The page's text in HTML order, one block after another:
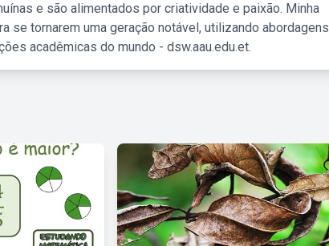
e são alimentados por criatividade e paixão. Minha
se tornarem uma geração notável, utilizando abordagens
acadêmicas do mundo - dsw.aau.edu.et.